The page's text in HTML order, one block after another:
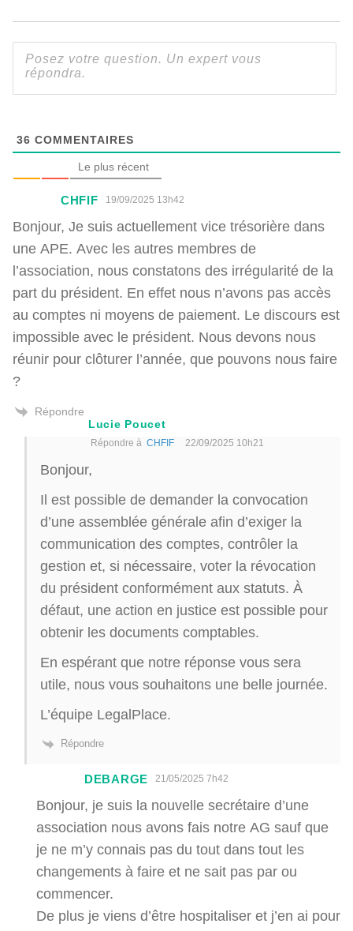
36 COMMENTAIRES
Le plus récent
CHFIF 19/09/2025 13h42
Bonjour, Je suis actuellement vice trésorière dans
une APE. Avec les autres membres de
l’association, nous constatons des irrégularité de la
part du président. En effet nous n’avons pas accès
au comptes ni moyens de paiement. Le discours est
impossible avec le président. Nous devons nous
réunir pour clôturer l’année, que pouvons nous faire
?
Répondre
Lucie Poucet
Répondre à CHFIF 22/09/2025 10h21
Bonjour,
Il est possible de demander la convocation
d’une assemblée générale afin d’exiger la
communication des comptes, contrôler la
gestion et, si nécessaire, voter la révocation
du président conformément aux statuts. À
défaut, une action en justice est possible pour
obtenir les documents comptables.
En espérant que notre réponse vous sera
utile, nous vous souhaitons une belle journée.
L’équipe LegalPlace.
Répondre
DEBARGE 21/05/2025 7h42
Bonjour, je suis la nouvelle secrétaire d’une
association nous avons fais notre AG sauf que
je ne m’y connais pas du tout dans tout les
changements à faire et ne sait pas par ou
commencer.
De plus je viens d’être hospitaliser et j’en ai pour